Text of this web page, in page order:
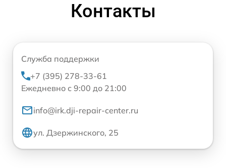
Контакты
Служба поддержки
+7 (395) 278-33-61
Ежедневно с 9:00 до 21:00
info@irk.dji-repair-center.ru
ул. Дзержинского, 25